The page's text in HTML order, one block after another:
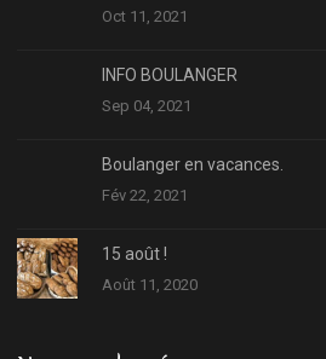
Oct 11, 2021
INFO BOULANGER
Sep 04, 2021
Boulanger en vacances.
Fév 22, 2021
15 août !
Août 11, 2020